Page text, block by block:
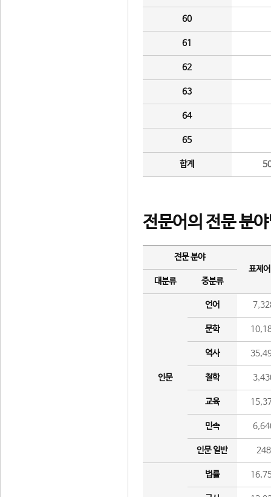
60
61
62
63
64
65
합계
전문어의 전문 분
전문 분야
표제
대분류
중분류
인문
언어
문학
역사
철학
교육
민속
인문 일반 248
법률